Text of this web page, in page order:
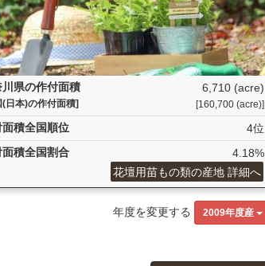
川県の作付面積
(日本)の作付面積]
6,710 (acre)
[160,700 (acre)]
面積全国順位
4位
面積全国割合
4.18%
花壇用苗もの類の産地 詳細へ
年度を変更する 2009年度産